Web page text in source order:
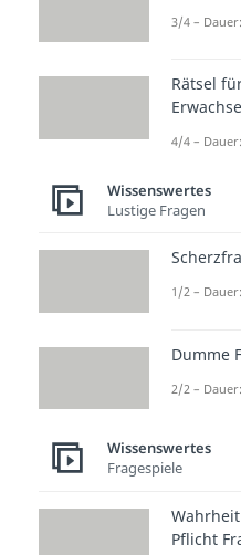
Nach
Studyflix zu
3/4 –
Rätsel
4/4 –
Wissenswertes
Lustige Fragen
1/2 –
Dumme
2/2 –
Wissenswertes
Fragespiele
Pflicht